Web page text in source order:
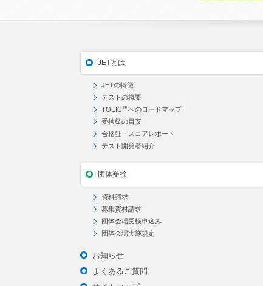
JETとは
JETの特徴
テストの概要
TOEIC ® へのロードマップ
受検級の目安
合格証・スコアレポート
テスト開発者紹介
団体受検
資料請求
募集資材請求
団体会場受検申込み
団体会場実施規定
お知らせ
よくあるご質問